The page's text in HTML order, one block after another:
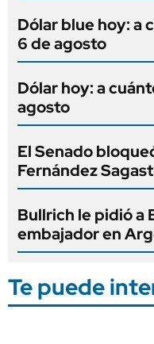
Dólar blue hoy: a
6 de agosto
Dólar hoy: a
agosto
El Senado
Fernández
Bullrich le pidió a
embajador en
Te puede